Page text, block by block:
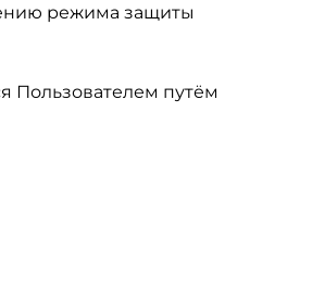
режима защиты
Пользователем путём